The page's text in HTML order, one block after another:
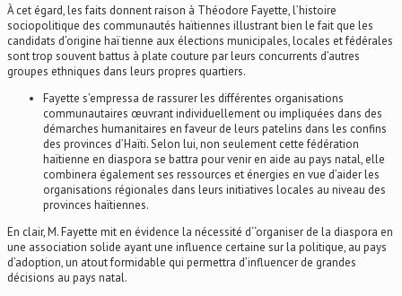
À cet égard, les faits donnent raison à Théodore Fayette, l’histoire
sociopolitique des communautés haïtiennes illustrant bien le fait que les
candidats d’origine haï tienne aux élections municipales, locales et fédérales
sont trop souvent battus à plate couture par leurs concurrents d’autres
groupes ethniques dans leurs propres quartiers.
Fayette s’empressa de rassurer les différentes organisations
communautaires œuvrant individuellement ou impliquées dans des
démarches humanitaires en faveur de leurs patelins dans les confins
des provinces d’Haïti. Selon lui, non seulement cette fédération
haïtienne en diaspora se battra pour venir en aide au pays natal, elle
combinera également ses ressources et énergies en vue d’aider les
organisations régionales dans leurs initiatives locales au niveau des
provinces haïtiennes.
En clair, M. Fayette mit en évidence la nécessité d‘‘organiser de la diaspora en
une association solide ayant une influence certaine sur la politique, au pays
d’adoption, un atout formidable qui permettra d’influencer de grandes
décisions au pays natal.